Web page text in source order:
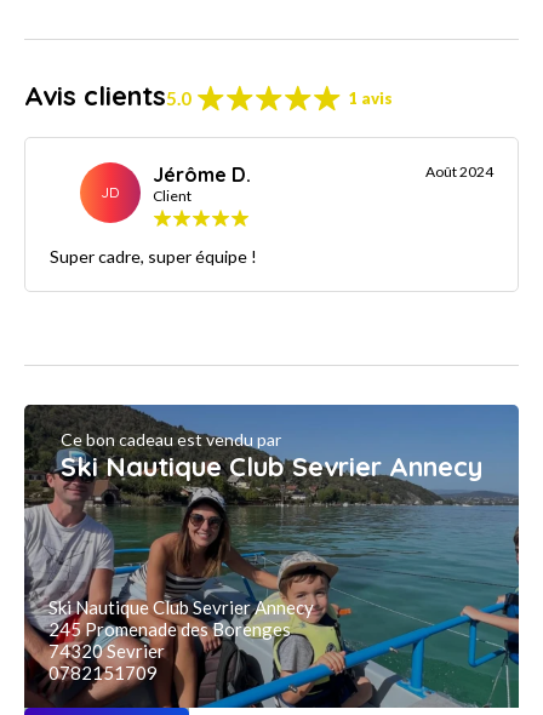
Avis clients5.0 1 avis
JD
Jérôme D.
Client
Août 2024
Super cadre, super équipe !
Ce bon cadeau est vendu par
Ski Nautique Club Sevrier Annecy
Ski Nautique Club Sevrier Annecy
245 Promenade des Borenges
74320 Sevrier
0782151709